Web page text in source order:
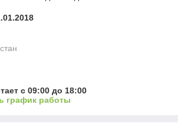
с 09:00 до 18:00
график работы